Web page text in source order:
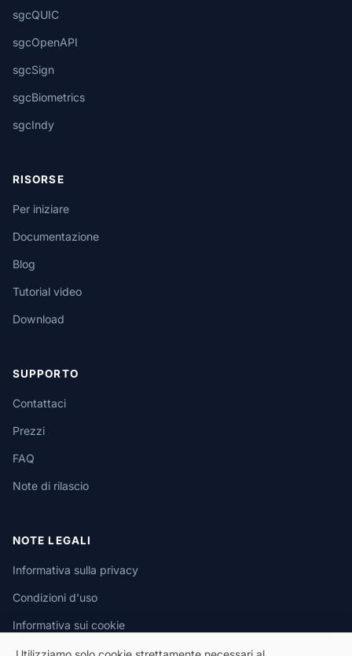
sgcQUIC
sgcOpenAPI
sgcSign
sgcBiometrics
sgcIndy
RISORSE
Per iniziare
Documentazione
Blog
Tutorial video
Download
SUPPORTO
Contattaci
Prezzi
FAQ
Note di rilascio
NOTE LEGALI
Informativa sulla privacy
Condizioni d'uso
Informativa sui cookie